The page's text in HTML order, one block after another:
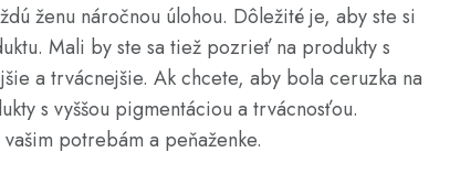
ženu náročnou úlohou. Dôležité je, aby ste si
Mali by ste sa tiež pozrieť na produkty s
a trvácnejšie. Ak chcete, aby bola ceruzka na
s vyššou pigmentáciou a trvácnosťou.
potrebám a peňaženke.